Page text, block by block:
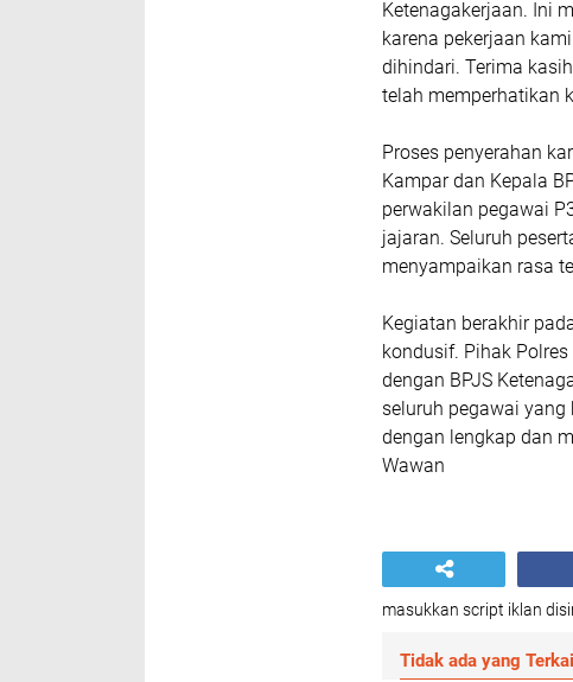
Ketenagakerjaan. Ini
karena pekerjaan
dihindari. Terima
telah memperhatikan
Proses penyerahan
Kampar dan Kepala
perwakilan pegawai
jajaran. Seluruh
menyampaikan rasa
Kegiatan berakhir
kondusif. Pihak
dengan BPJS
seluruh pegawai
dengan lengkap dan
Wawan
masukkan script iklan
Tidak ada yang